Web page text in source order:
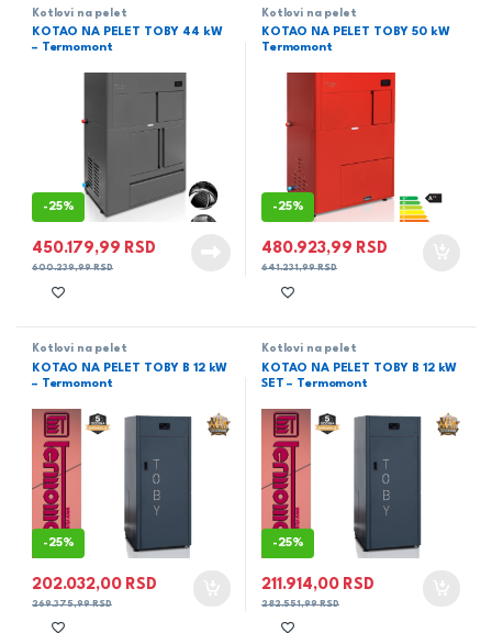
Kotlovi na pelet
KOTAO NA PELET TOBY 44 kW
– Termomont
-25%
450.179,99 RSD
600.239,99RSD
Kotlovi na pelet
KOTAO NA PELET TOBY 50 kW
Termomont
-25%
480.923,99 RSD
641.231,99RSD
Kotlovi na pelet
KOTAO NA PELET TOBY B 12 kW
– Termomont
-25%
202.032,00 RSD
269.375,99RSD
Kotlovi na pelet
KOTAO NA PELET TOBY B 12 kW
SET – Termomont
-25%
211.914,00 RSD
282.551,99RSD